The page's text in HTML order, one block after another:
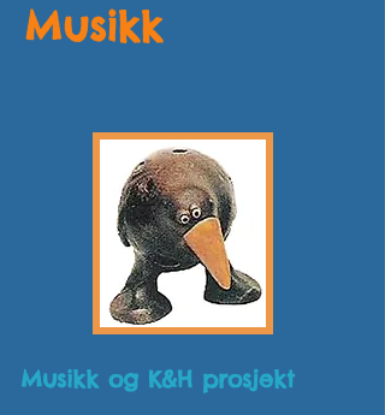
Musikk
Musikk og K&H prosjekt